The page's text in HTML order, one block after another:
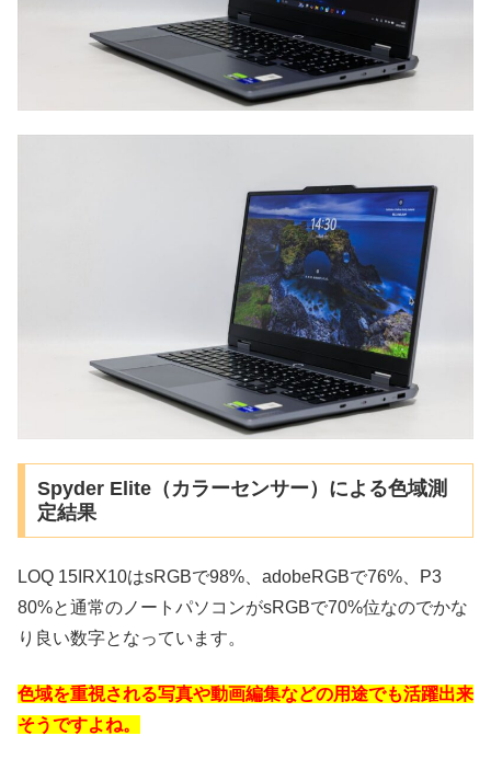
Spyder Elite（カラーセンサー）による色域測
定結果
LOQ 15IRX10はsRGBで98%、adobeRGBで76%、P3
80%と通常のノートパソコンがsRGBで70%位なのでかな
り良い数字となっています。
色域を重視される写真や動画編集などの用途でも活躍出来
そうですよね。